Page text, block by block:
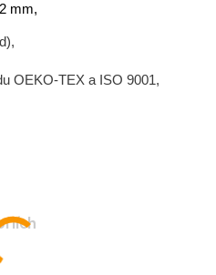
mm,
OEKO-TEX a ISO 9001,